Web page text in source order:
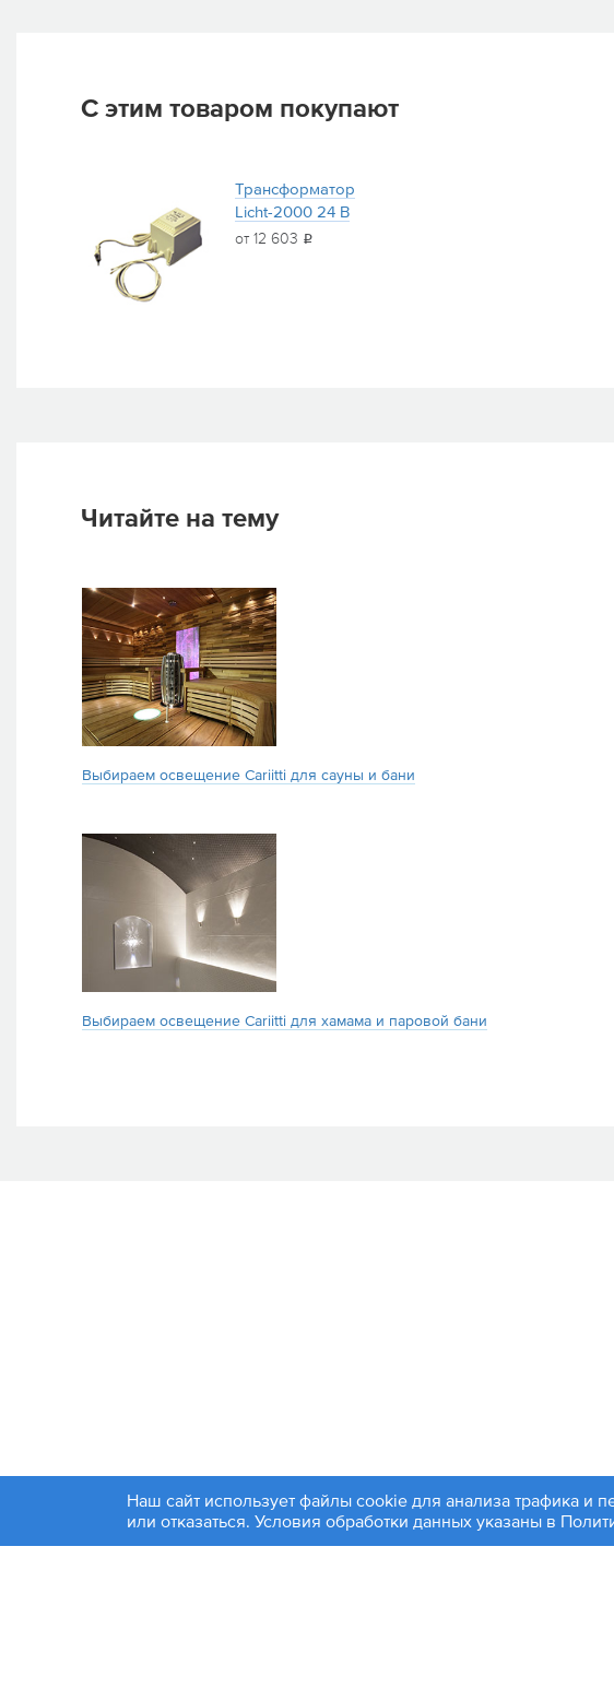
С этим товаром покупают
Трансформатор
Licht-2000 24 В
от 12 603 i
Читайте на тему
Выбираем освещение Cariitti для сауны и бани
Выбираем освещение Cariitti для хамама и паровой бани
© 1994-2026. ЗАО «Контакт Плюс»
Политика конфиденциальности
+7 499 504-88-48
Москва, ул. 1812 года,
Наш сайт использует файлы cookie для анализа трафика и
или отказаться. Условия обработки данных указаны в